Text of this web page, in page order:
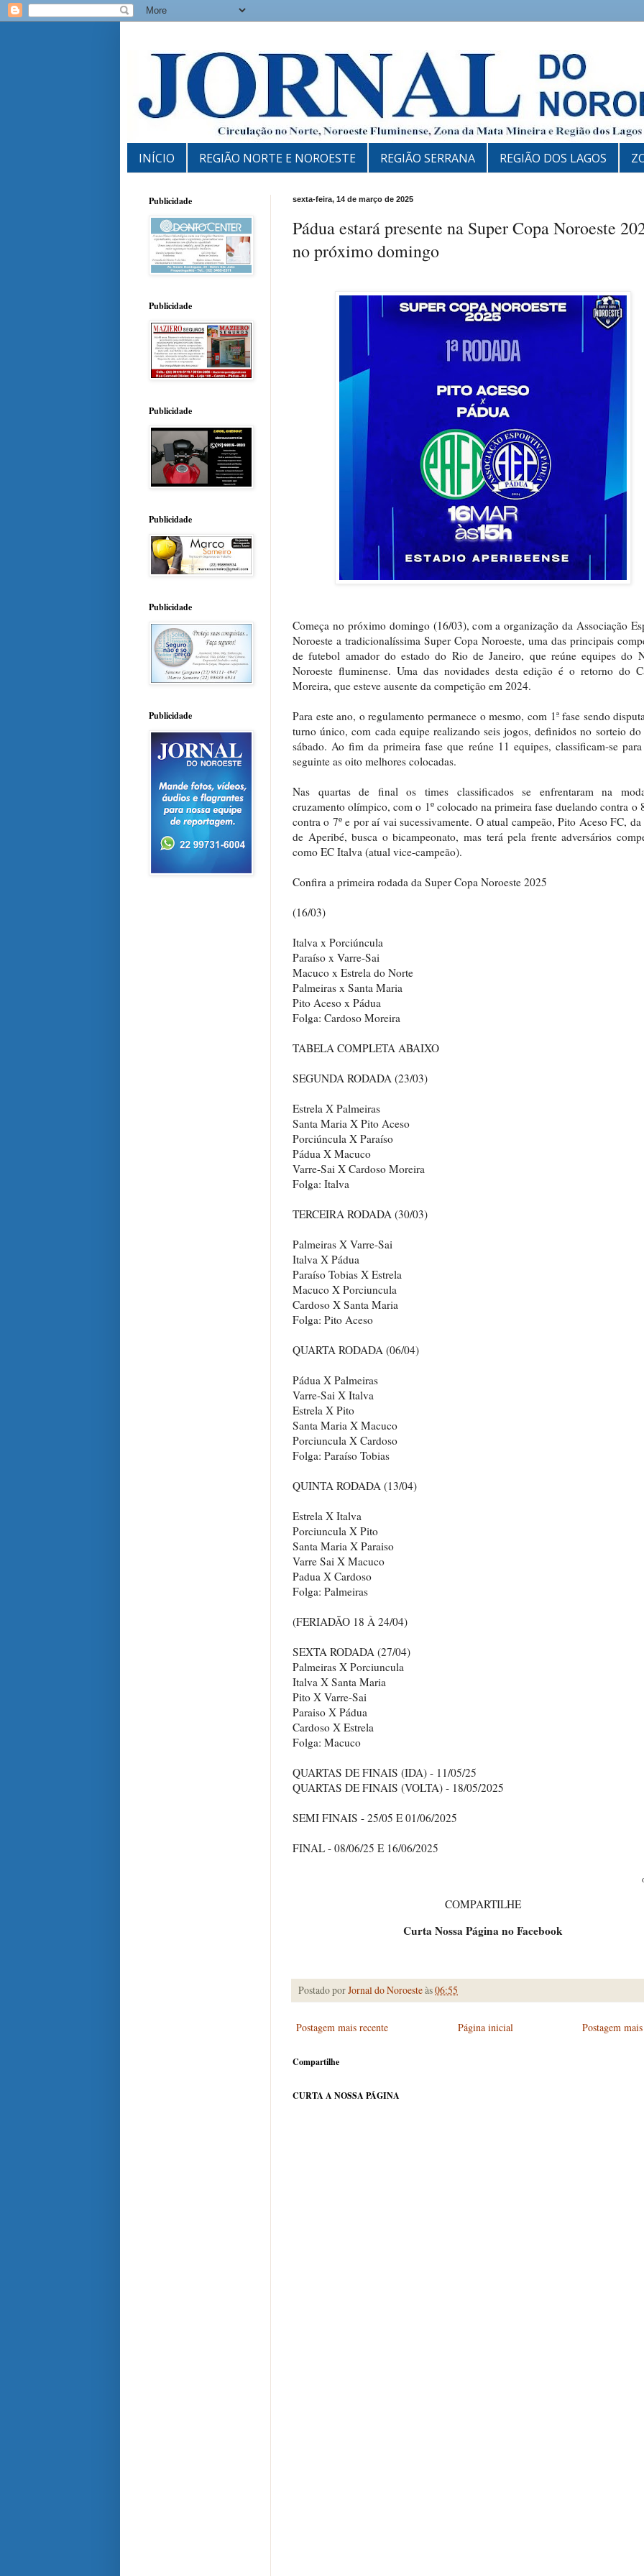
INÍCIO REGIÃO NORTE E NOROESTE REGIÃO SERRANA REGIÃO DOS LAGOS
sexta-feira, 14 de março de 2025
Pádua estará presente na Super Copa Noroeste
no próximo domingo
Começa no próximo domingo (16/03), com a organização da Associação
Noroeste a tradicionalíssima Super Copa Noroeste, uma das principais
de futebol amador do estado do Rio de Janeiro, que reúne equipes do
Noroeste fluminense. Uma das novidades desta edição é o retorno do
Moreira, que esteve ausente da competição em 2024.
Para este ano, o regulamento permanece o mesmo, com 1ª fase sendo
turno único, com cada equipe realizando seis jogos, definidos no sorteio
sábado. Ao fim da primeira fase que reúne 11 equipes, classificam-se
seguinte as oito melhores colocadas.
Nas quartas de final os times classificados se enfrentaram na
cruzamento olímpico, com o 1º colocado na primeira fase duelando contra o
contra o 7º e por aí vai sucessivamente. O atual campeão, Pito Aceso FC, da
de Aperibé, busca o bicampeonato, mas terá pela frente adversários
como EC Italva (atual vice-campeão).
Confira a primeira rodada da Super Copa Noroeste 2025
(16/03)
Italva x Porciúncula
Paraíso x Varre-Sai
Macuco x Estrela do Norte
Palmeiras x Santa Maria
Pito Aceso x Pádua
Folga: Cardoso Moreira
TABELA COMPLETA ABAIXO
SEGUNDA RODADA (23/03)
Estrela X Palmeiras
Santa Maria X Pito Aceso
Porciúncula X Paraíso
Pádua X Macuco
Varre-Sai X Cardoso Moreira
Folga: Italva
TERCEIRA RODADA (30/03)
Palmeiras X Varre-Sai
Italva X Pádua
Paraíso Tobias X Estrela
Macuco X Porciuncula
Cardoso X Santa Maria
Folga: Pito Aceso
QUARTA RODADA (06/04)
Pádua X Palmeiras
Varre-Sai X Italva
Estrela X Pito
Santa Maria X Macuco
Porciuncula X Cardoso
Folga: Paraíso Tobias
QUINTA RODADA (13/04)
Estrela X Italva
Porciuncula X Pito
Santa Maria X Paraiso
Varre Sai X Macuco
Padua X Cardoso
Folga: Palmeiras
(FERIADÃO 18 À 24/04)
SEXTA RODADA (27/04)
Palmeiras X Porciuncula
Italva X Santa Maria
Pito X Varre-Sai
Paraiso X Pádua
Cardoso X Estrela
Folga: Macuco
QUARTAS DE FINAIS (IDA) - 11/05/25
QUARTAS DE FINAIS (VOLTA) - 18/05/2025
SEMI FINAIS - 25/05 E 01/06/2025
FINAL - 08/06/25 E 16/06/2025
COMPARTILHE
Curta Nossa Página no Facebook
Postado porJornal do Noroesteàs06:55
Postagem mais recente Postagem
Página inicial
Compartilhe
CURTA A NOSSA PÁGINA
Publicidade
Publicidade
Publicidade
Publicidade
Publicidade
Publicidade